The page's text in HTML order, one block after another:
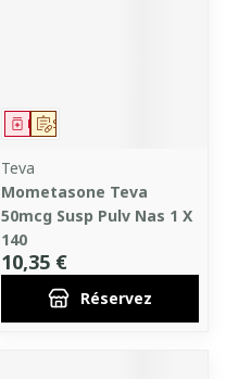
Sur prescription
Médicament
Teva
Mometasone Teva
50mcg Susp Pulv Nas 1 X
140
10,35 €
Réservez